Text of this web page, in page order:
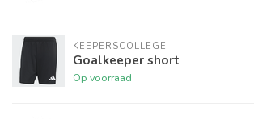
KEEPERSCOLLEGE
Goalkeeper short
Op voorraad